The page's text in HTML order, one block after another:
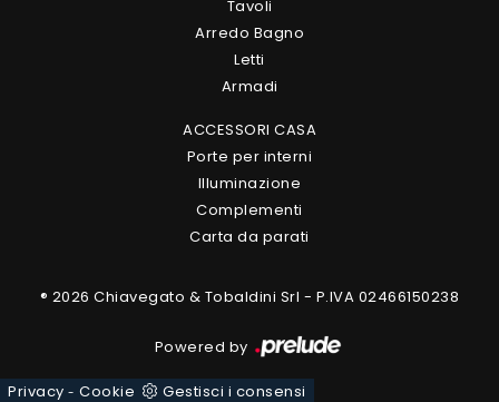
Tavoli
Arredo Bagno
Letti
Armadi
ACCESSORI CASA
Porte per interni
Illuminazione
Complementi
Carta da parati
® 2026 Chiavegato & Tobaldini Srl - P.IVA 02466150238
Powered by
Privacy - Cookie Gestisci i consensi